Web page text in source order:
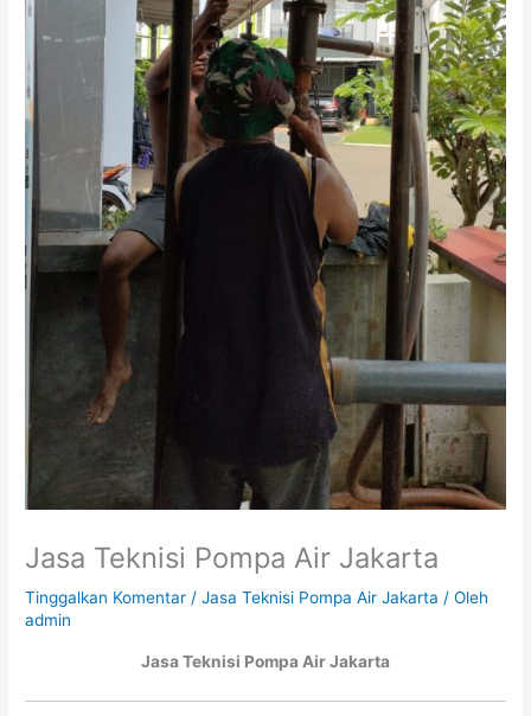
Jasa Teknisi Pompa Air Jakarta
Tinggalkan Komentar /Jasa Teknisi Pompa Air Jakarta / Oleh
admin
Jasa Teknisi Pompa Air Jakarta